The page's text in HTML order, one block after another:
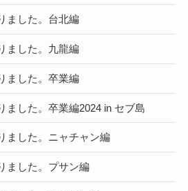
ました。台北編
ました。九龍編
ました。卒業編
ました。卒業編2024 in セブ島
ました。ニャチャン編
ました。プサン編